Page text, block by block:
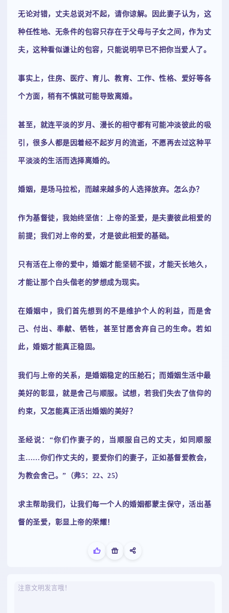
无论对错，丈夫总说对不起，请你谅解。因此妻子认为，这
种任性地、无条件的包容只存在于父母与子女之间，作为丈
夫，这种看似谦让的包容，只能说明早已不把你当爱人了。
事实上，住房、医疗、育儿、教育、工作、性格、爱好等各
个方面，稍有不慎就可能导致离婚。
甚至，就连平淡的岁月、漫长的相守都有可能冲淡彼此的吸
引，很多人都是因着经不起岁月的流逝，不愿再去过这种平
平淡淡的生活而选择离婚的。
婚姻，是场马拉松，而越来越多的人选择放弃。怎么办？
作为基督徒，我始终坚信：上帝的圣爱，是夫妻彼此相爱的
前提；我们对上帝的爱，才是彼此相爱的基础。
只有活在上帝的爱中，婚姻才能坚韧不拔，才能天长地久，
才能让那个白头偕老的梦想成为现实。
在婚姻中，我们首先想到的不是维护个人的利益，而是舍
己、付出、奉献、牺牲，甚至甘愿舍弃自己的生命。若如
此，婚姻才能真正稳固。
我们与上帝的关系，是婚姻稳定的压舱石；而婚姻生活中最
美好的彰显，就是舍己与顺服。试想，若我们失去了信仰的
约束，又怎能真正活出婚姻的美好？
圣经说：“你们作妻子的，当顺服自己的丈夫，如同顺服
主……你们作丈夫的，要爱你们的妻子，正如基督爱教会，
为教会舍己。”（弗5：22、25）
求主帮助我们，让我们每一个人的婚姻都蒙主保守，活出基
督的圣爱，彰显上帝的荣耀！